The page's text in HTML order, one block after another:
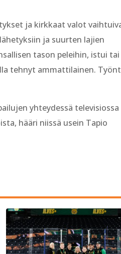
ja kirkkaat valot
ja suurten lajien
tason peleihin, istui tai
tehnyt ammattilainen.
yhteydessä televisiossa
hääri niissä usein Tapio